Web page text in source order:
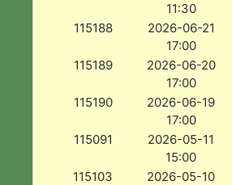
11:30
115188
2026-06-21
17:00
115189
2026-06-20
17:00
115190
2026-06-19
17:00
115091
2026-05-11
15:00
115103
2026-05-10